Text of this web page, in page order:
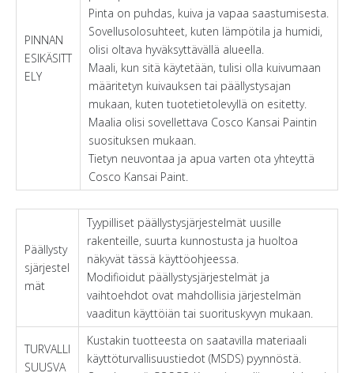
PINNAN
ESIKÄSITT
ELY
Pinta on puhdas, kuiva ja vapaa saastumisesta.
Sovellusolosuhteet, kuten lämpötila ja humidi,
olisi oltava hyväksyttävällä alueella.
Maali, kun sitä käytetään, tulisi olla kuivumaan
määritetyn kuivauksen tai päällystysajan
mukaan, kuten tuotetietolevyllä on esitetty.
Maalia olisi sovellettava Cosco Kansai Paintin
suosituksen mukaan.
Tietyn neuvontaa ja apua varten ota yhteyttä
Cosco Kansai Paint.
Päällysty
sjärjestel
mät
Tyypilliset päällystysjärjestelmät uusille
rakenteille, suurta kunnostusta ja huoltoa
näkyvät tässä käyttöohjeessa.
Modifioidut päällystysjärjestelmät ja
vaihtoehdot ovat mahdollisia järjestelmän
vaaditun käyttöiän tai suorituskyvyn mukaan.
TURVALLI
SUUSVA
Kustakin tuotteesta on saatavilla materiaali
käyttöturvallisuustiedot (MSDS) pyynnöstä.